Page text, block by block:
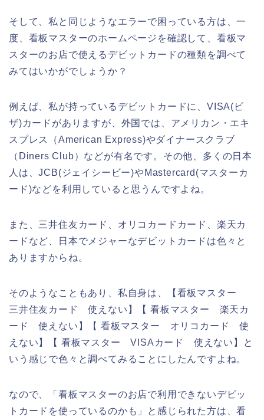
そして、私と同じようなエラーで困っている方は、一
度、看板マスターのホームページを確認して、看板マ
スターのお店で使えるデビットカードの種類を調べて
みてはいかがでしょうか？
例えば、私が持っているデビットカードに、VISA(ビ
ザ)カードがありますが、外国では、アメリカン・エキ
スプレス（American Express)やダイナースクラブ
（Diners Club）などが有名です。その他、多くの日本
人は、JCB(ジェイシービー)やMastercard(マスターカ
ード)などを利用していると思うんですよね。
また、三井住友カード、オリコカードカード、楽天カ
ードなど、日本でメジャーなデビットカードは色々と
ありますからね。
そのようなこともあり、私自身は、【看板マスター
三井住友カード 使えない】【 看板マスター 楽天カ
ード 使えない】【 看板マスター オリコカード 使
えない】【 看板マスター VISAカード 使えない】と
いう感じで色々と調べてみることにしたんですよね。
なので、「看板マスターのお店で利用できないデビッ
トカードを使っているのかも」と感じられた方は、看